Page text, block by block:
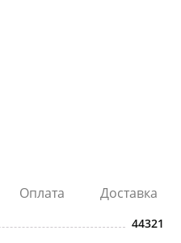
Оплата Доставка
44321